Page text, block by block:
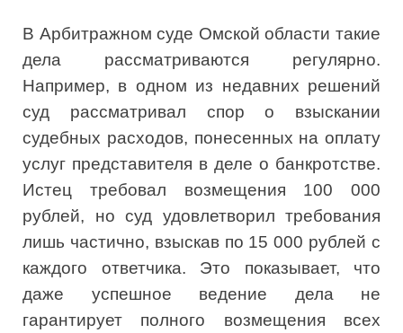
В Арбитражном суде Омской области такие
дела рассматриваются регулярно.
Например, в одном из недавних решений
суд рассматривал спор о взыскании
судебных расходов, понесенных на оплату
услуг представителя в деле о банкротстве.
Истец требовал возмещения 100 000
рублей, но суд удовлетворил требования
лишь частично, взыскав по 15 000 рублей с
каждого ответчика. Это показывает, что
даже успешное ведение дела не
гарантирует полного возмещения всех